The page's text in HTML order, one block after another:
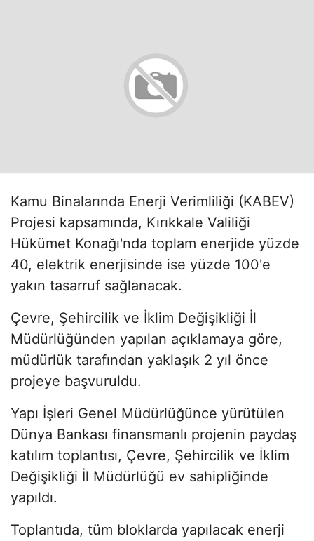
Kamu Binalarında Enerji Verimliliği (KABEV)
Projesi kapsamında, Kırıkkale Valiliği
Hükümet Konağı'nda toplam enerjide yüzde
40, elektrik enerjisinde ise yüzde 100'e
yakın tasarruf sağlanacak.
Çevre, Şehircilik ve İklim Değişikliği İl
Müdürlüğünden yapılan açıklamaya göre,
müdürlük tarafından yaklaşık 2 yıl önce
projeye başvuruldu.
Yapı İşleri Genel Müdürlüğünce yürütülen
Dünya Bankası finansmanlı projenin paydaş
katılım toplantısı, Çevre, Şehircilik ve İklim
Değişikliği İl Müdürlüğü ev sahipliğinde
yapıldı.
Toplantıda, tüm bloklarda yapılacak enerji